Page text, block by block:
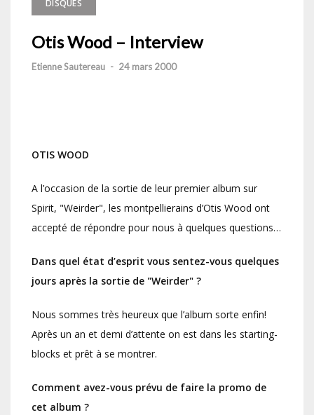
DISQUES
Otis Wood – Interview
Etienne Sautereau - 24 mars 2000
OTIS WOOD
A l’occasion de la sortie de leur premier album sur
Spirit, "Weirder", les montpellierains d’Otis Wood ont
accepté de répondre pour nous à quelques questions…
Dans quel état d’esprit vous sentez-vous quelques
jours après la sortie de "Weirder" ?
Nous sommes très heureux que l’album sorte enfin!
Après un an et demi d’attente on est dans les starting-
blocks et prêt à se montrer.
Comment avez-vous prévu de faire la promo de
cet album ?